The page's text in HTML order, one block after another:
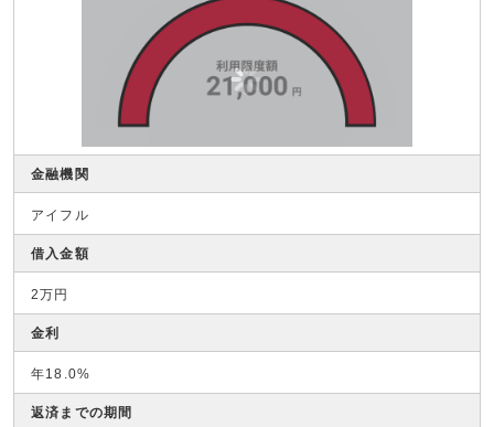
金融機関
アイフル
借入金額
2万円
金利
年18.0%
返済までの期間